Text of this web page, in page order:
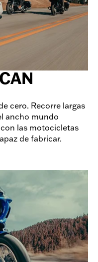
cero. Recorre largas
ancho mundo
las motocicletas
de fabricar.